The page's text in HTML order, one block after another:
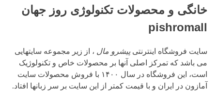
خانگی و محصولات تکنولوژی روز جهان
pishromall
سایت فروشگاه اینترنتی پیشرو مال ، از زیر مجموعه سایتهایی
می باشد که تمرکز اصلی آنها بر محصولات خاص و تکنولوژیک
است، این فروشگاه در سال ۱۴۰۰ با فروش محصولات سایت
آمازون در ایران و با قیمت کمتر از این سایت بر سر زبانها افتاد.